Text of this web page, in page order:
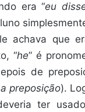
era “eu
achava que
“he” é
de
preposição).
ter